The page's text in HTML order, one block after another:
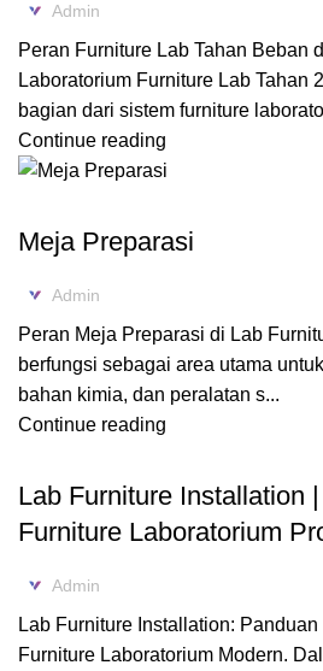
Admin
Peran Furniture Lab Tahan Beban
Laboratorium Furniture Lab Tahan
bagian dari sistem furniture
Continue reading
Meja Preparasi
Admin
Peran Meja Preparasi di Lab
berfungsi sebagai area utama
bahan kimia, dan peralatan s...
Continue reading
Lab Furniture Installation
Furniture Laboratorium
Admin
Lab Furniture Installation:
Furniture Laboratorium Modern.